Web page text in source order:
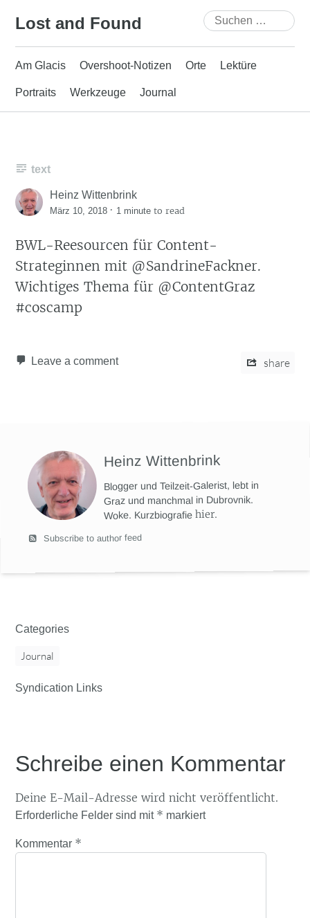
Lost and Found
Suchen
nach:
Am Glacis Overshoot-Notizen Orte Lektüre
Portraits Werkzeuge Journal
text
Heinz Wittenbrink
März 10, 2018 · 1 minute to read
BWL-Reesourcen für Content-
Strateginnen mit @SandrineFackner.
Wichtiges Thema für @ContentGraz
#coscamp
Leave a comment share
Heinz Wittenbrink
Blogger und Teilzeit-Galerist, lebt in
Graz und manchmal in Dubrovnik.
Woke. Kurzbiografiehier.
Subscribe to author feed
Categories
Journal
Syndication Links
Schreibe einen Kommentar
Deine E-Mail-Adresse wird nicht veröffentlicht.
Erforderliche Felder sind mit * markiert
Kommentar *